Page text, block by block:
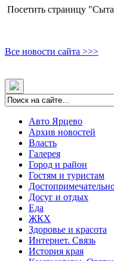
Посетить страницу
Все новости сайта >>>
Авто Ярцево
Архив новостей
Власть
Галерея
Город и район
Гостям и туристам
Досуг и отдых
Еда
ЖКХ
Здоровье и красота
Интернет. Связь
История края